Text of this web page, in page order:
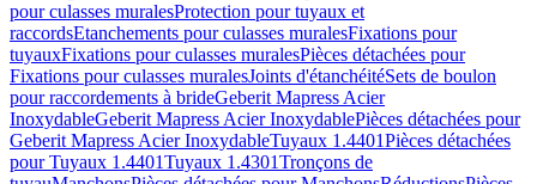
pour culasses muralesProtection pour tuyaux et
raccordsEtanchements pour culasses muralesFixations pour
tuyauxFixations pour culasses muralesPièces détachées pour
Fixations pour culasses muralesJoints d'étanchéitéSets de boulon
pour raccordements à brideGeberit Mapress Acier
InoxydableGeberit Mapress Acier InoxydablePièces détachées pour
Geberit Mapress Acier InoxydableTuyaux 1.4401Pièces détachées
pour Tuyaux 1.4401Tuyaux 1.4301Tronçons de